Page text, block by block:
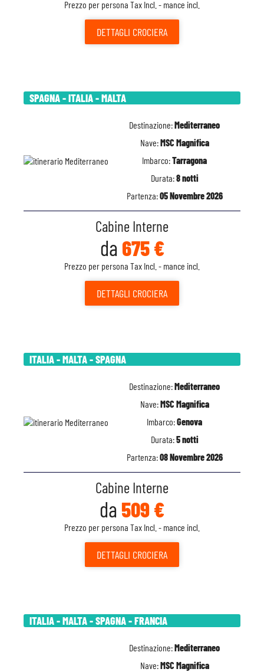
Prezzo per persona Tax Incl. - mance incl.
DETTAGLI CROCIERA
SPAGNA - ITALIA - MALTA
Destinazione:Mediterraneo
Nave:MSC Magnifica
Imbarco:Tarragona
Durata:8 notti
Partenza:05 Novembre 2026
Cabine Interne
da 675 €
Prezzo per persona Tax Incl. - mance incl.
DETTAGLI CROCIERA
ITALIA - MALTA - SPAGNA
Destinazione:Mediterraneo
Nave:MSC Magnifica
Imbarco:Genova
Durata:5 notti
Partenza:08 Novembre 2026
Cabine Interne
da 509 €
Prezzo per persona Tax Incl. - mance incl.
DETTAGLI CROCIERA
ITALIA - MALTA - SPAGNA - FRANCIA
Destinazione:Mediterraneo
Nave:MSC Magnifica